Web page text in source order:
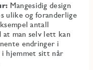
Mangesidig design
ulike og foranderlige
antall
at man selv lett kan
endringer i
i hjemmet sitt når